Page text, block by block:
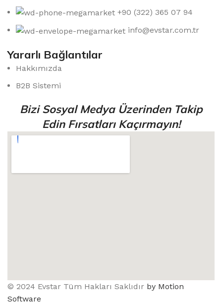
+90 (322) 365 07 94
info@evstar.com.tr
Yararlı Bağlantılar
Hakkımızda
B2B Sistemi
Bizi Sosyal Medya Üzerinden Takip
Edin Fırsatları Kaçırmayın!
© 2024 Evstar Tüm Hakları Saklıdır by Motion
Software